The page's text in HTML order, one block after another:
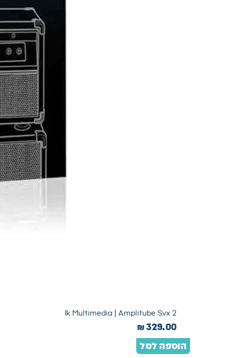
Ik Multimedia | Amplitube Svx 2
₪329.00
הוספה לסל